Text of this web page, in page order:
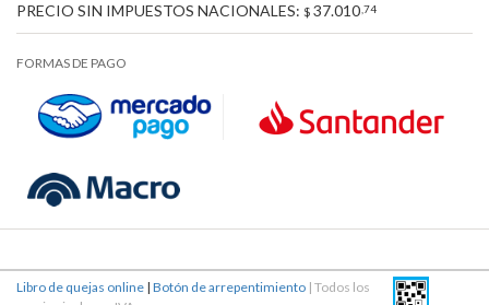
PRECIO SIN IMPUESTOS NACIONALES: $ 37.010 ,74
FORMAS DE PAGO
Libro de quejas online | Botón de arrepentimiento | Todos los